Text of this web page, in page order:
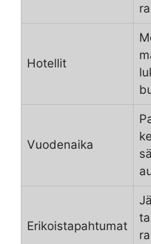
Hotellit
Vuodenaika
Erikoistapahtumat